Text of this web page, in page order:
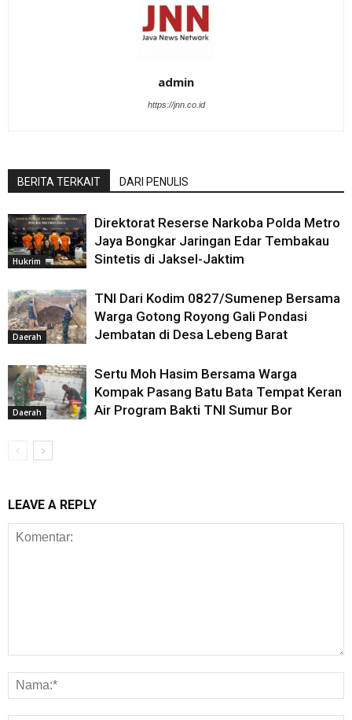
admin
https://jnn.co.id
BERITA TERKAIT DARI PENULIS
Hukrim
Direktorat Reserse Narkoba Polda Metro
Jaya Bongkar Jaringan Edar Tembakau
Sintetis di Jaksel-Jaktim
Daerah
TNI Dari Kodim 0827/Sumenep Bersama
Warga Gotong Royong Gali Pondasi
Jembatan di Desa Lebeng Barat
Daerah
Sertu Moh Hasim Bersama Warga
Kompak Pasang Batu Bata Tempat Keran
Air Program Bakti TNI Sumur Bor
LEAVE A REPLY